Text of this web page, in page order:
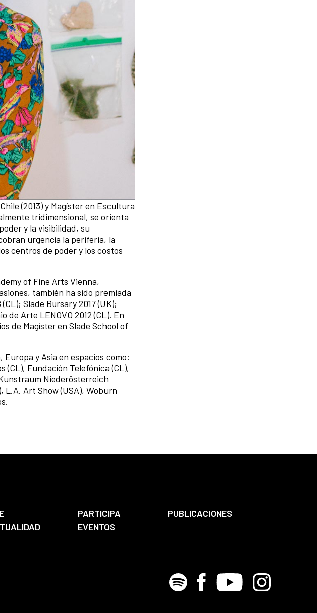
(2013) y Magíster en Escultura
tridimensional, se orienta
y la visibilidad, su
urgencia la periferia, la
centros de poder y los costos
of Fine Arts Vienna,
también ha sido premiada
Slade Bursary 2017 (UK);
de Arte LENOVO 2012 (CL). En
de Magíster en Slade School of
y Asia en espacios como:
(CL), Fundación Telefónica (CL),
Niederösterreich
L.A. Art Show (USA), Woburn
PARTICIPA
PUBLICACIONES
EVENTOS
Spotify Facebook
Youtube Instagram